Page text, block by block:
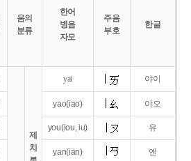
음의
분류
한어
병음
자모
주음
부호
한글
제
치
yai 야이
yao(iao) 야오
you(iou,iu) 유
yan(ian) 옌